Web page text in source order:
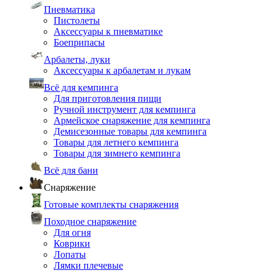
Пневматика
Пистолеты
Аксессуары к пневматике
Боеприпасы
Арбалеты, луки
Аксессуары к арбалетам и лукам
Всё для кемпинга
Для приготовления пищи
Ручной инструмент для кемпинга
Армейское снаряжение для кемпинга
Демисезонные товары для кемпинга
Товары для летнего кемпинга
Товары для зимнего кемпинга
Всё для бани
Снаряжение
Готовые комплекты снаряжения
Походное снаряжение
Для огня
Коврики
Лопаты
Лямки плечевые